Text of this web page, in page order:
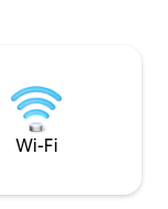
Nous fournissons
confiture maison,
quelques
Une retraite
Wi-Fi